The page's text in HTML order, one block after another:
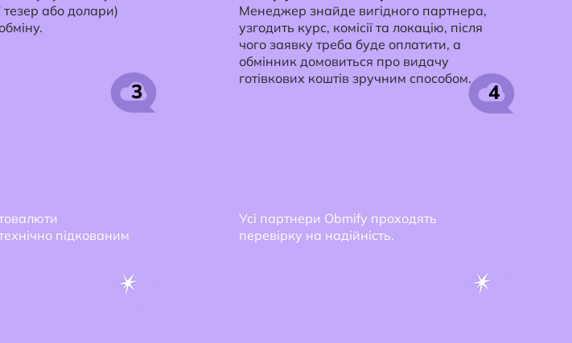
або долари)
3
Менеджер знайде вигідного партнера,
узгодить курс, комісії та локацію, після
чого заявку треба буде оплатити, а
обмінник домовиться про видачу
готівкових коштів зручним способом.
4
підкованим
Усі партнери Obmify проходять
перевірку на надійність.